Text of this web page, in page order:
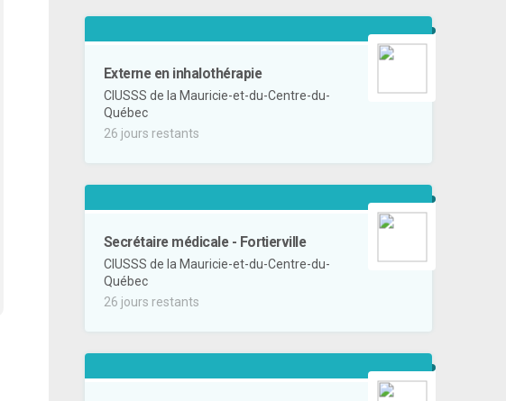
Externe en inhalothérapie
CIUSSS de la Mauricie-et-du-Centre-du-
Québec
26 jours restants
Secrétaire médicale - Fortierville
CIUSSS de la Mauricie-et-du-Centre-du-
Québec
26 jours restants